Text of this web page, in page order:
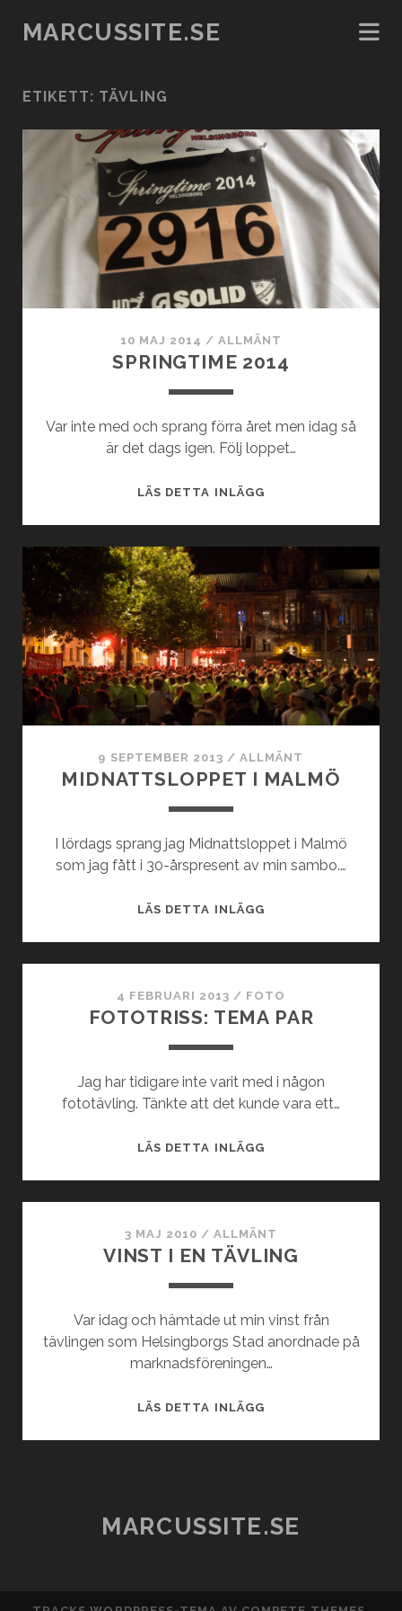
MARCUSSITE.SE
ETIKETT: TÄVLING
10 MAJ 2014 /ALLMÄNT
SPRINGTIME 2014
Var inte med och sprang förra året men idag så
är det dags igen. Följ loppet…
LÄS DETTA INLÄGGSPRINGTIME
9 SEPTEMBER 2013 /ALLMÄNT
MIDNATTSLOPPET I MALMÖ
I lördags sprang jag Midnattsloppet i Malmö
som jag fått i 30-årspresent av min sambo.…
LÄS DETTA INLÄGGMIDNATTSLOPPET
4 FEBRUARI 2013 / FOTO
FOTOTRISS: TEMA PAR
Jag har tidigare inte varit med i någon
fototävling. Tänkte att det kunde vara ett…
LÄS DETTA INLÄGGFOTOTRISS:
3 MAJ 2010 /ALLMÄNT
VINST I EN TÄVLING
Var idag och hämtade ut min vinst från
tävlingen som Helsingborgs Stad anordnade på
marknadsföreningen…
LÄS DETTA INLÄGGVINST
MARCUSSITE.SE